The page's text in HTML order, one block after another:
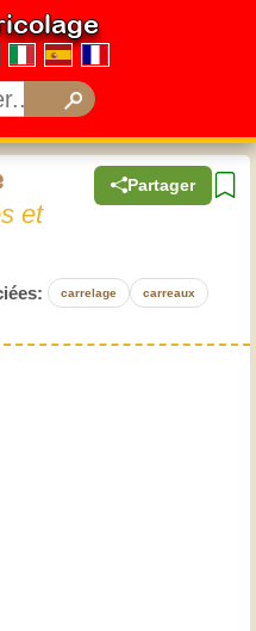
Partager
et
carrelage carreaux